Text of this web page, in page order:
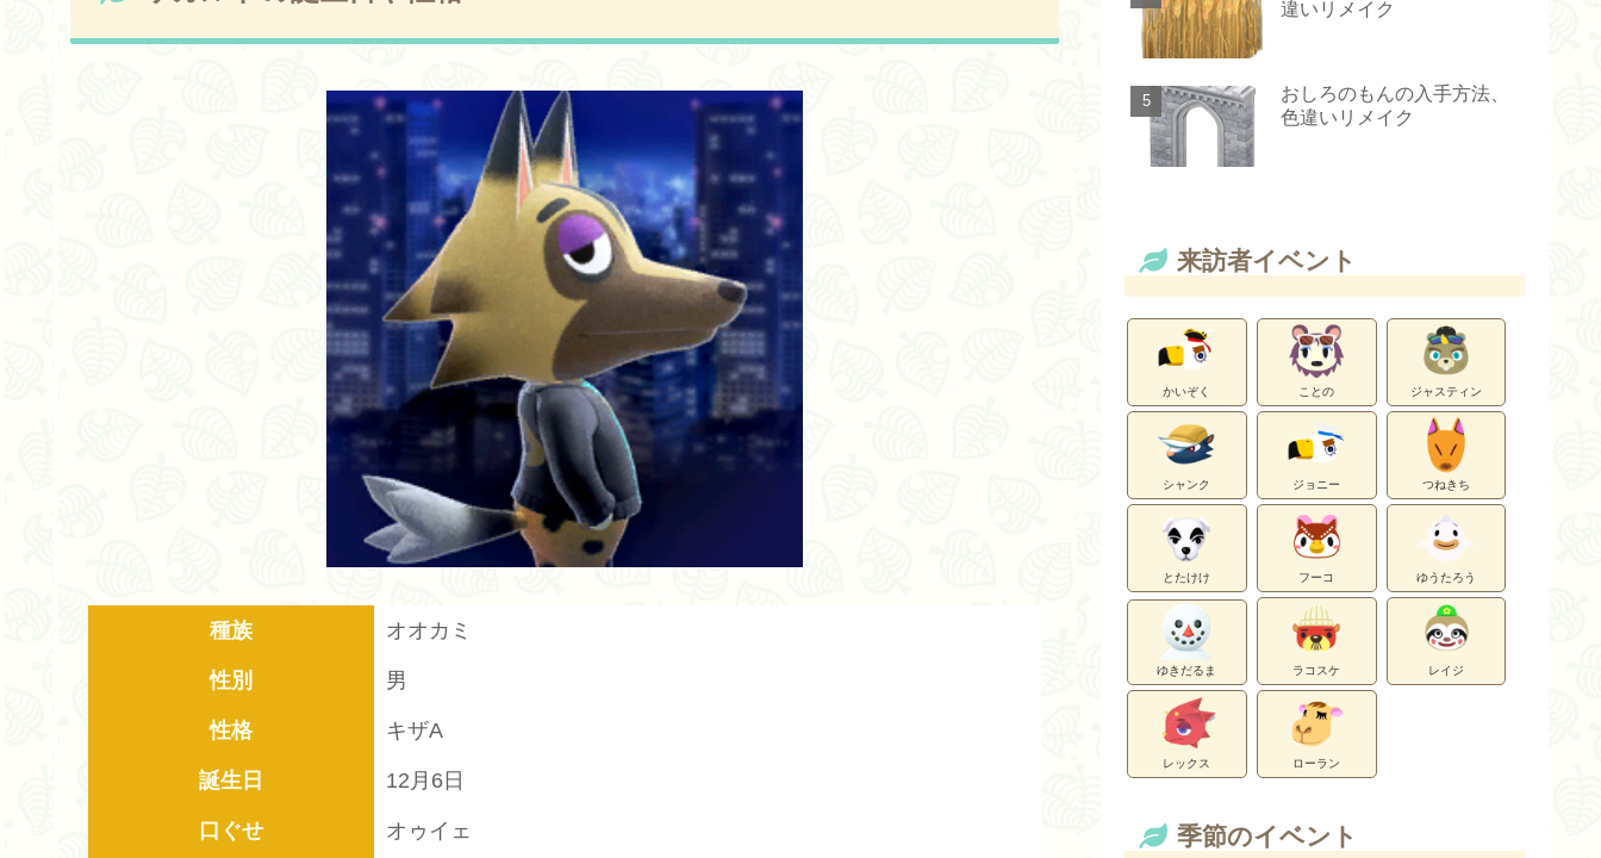
種族 オオカミ
性別 男
性格 キザA
誕生日 12月6日
口ぐせ オゥイェ
違いリメイク
おしろのもんの入手方法、
色違いリメイク
来訪者イベント
かいぞく ことの ジャスティン
シャンク ジョニー つねきち
とたけけ フーコ ゆうたろう
ゆきだるま ラコスケ レイジ
レックス ローラン
季節のイベント